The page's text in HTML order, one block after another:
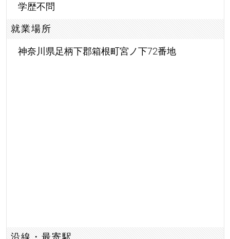
学歴不問
就業場所
神奈川県足柄下郡箱根町宮ノ下72番地
沿線・最寄駅